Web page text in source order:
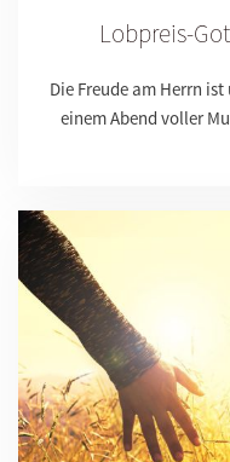
Lobpreis-
Die Freude am Herrn
einem Abend voller